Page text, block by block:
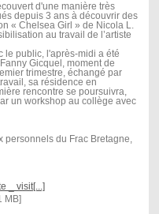
d'une manière très
depuis 3 ans à découvrir des
« Chelsea Girl » de Nicola L.
au travail de l’artiste
le public, l'après-midi a été
Gicquel, moment de
trimestre, échangé par
sa résidence en
rencontre se poursuivra,
un workshop au collège avec
personnels du Frac Bretagne,
_ visit[...]
MB]